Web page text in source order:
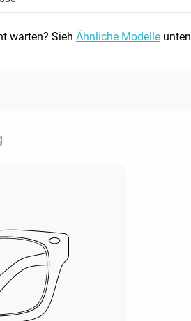
warten? Sieh Ähnliche Modelle